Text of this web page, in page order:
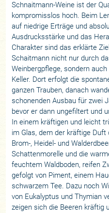
Schnaitmann-Weine ist der
kompromisslos hoch. Beim
auf niedrige Erträge und
Ausdrucksstärke und das
Charakter sind das erklärte
Schaitmann nicht nur durch
Weinbergpflege, sondern
Keller. Dort erfolgt die
ganzen Trauben, danach
schonenden Ausbau für zwei
bevor er dann ungefiltert und
In einem kräftigen und leicht
im Glas, dem der kräftige
Brom-, Heidel- und
Schattenmorelle und die
feuchtem Waldboden, reifen
gefolgt von Piment, einem
schwarzem Tee. Dazu noch
von Eukalyptus und Thymian
zeigen sich die Beeren kräftig